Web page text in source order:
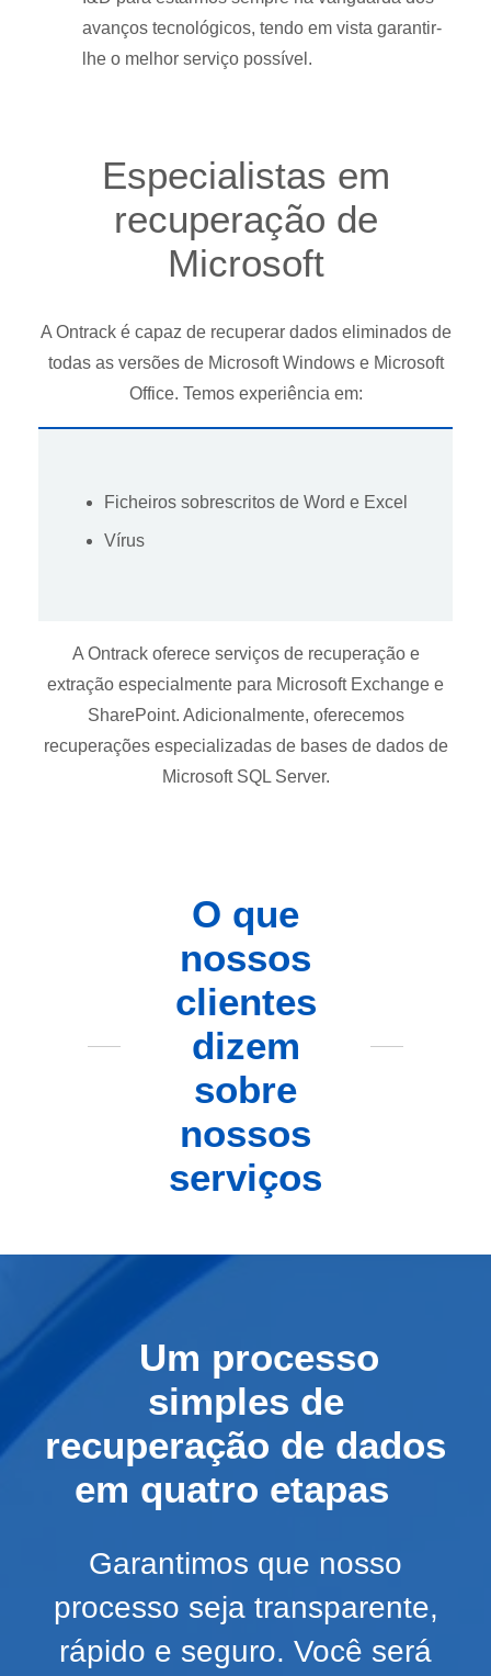
avanços tecnológicos, tendo em vista garantir-
lhe o melhor serviço possível.
Especialistas em
recuperação de
Microsoft
A Ontrack é capaz de recuperar dados eliminados de
todas as versões de Microsoft Windows e Microsoft
Office. Temos experiência em:
Ficheiros sobrescritos de Word e Excel
Vírus
A Ontrack oferece serviços de recuperação e
extração especialmente para Microsoft Exchange e
SharePoint. Adicionalmente, oferecemos
recuperações especializadas de bases de dados de
Microsoft SQL Server.
O que
nossos
clientes
dizem
sobre
nossos
serviços
Um processo
simples de
recuperação de dados
em quatro etapas
Garantimos que nosso
processo seja transparente,
rápido e seguro. Você será